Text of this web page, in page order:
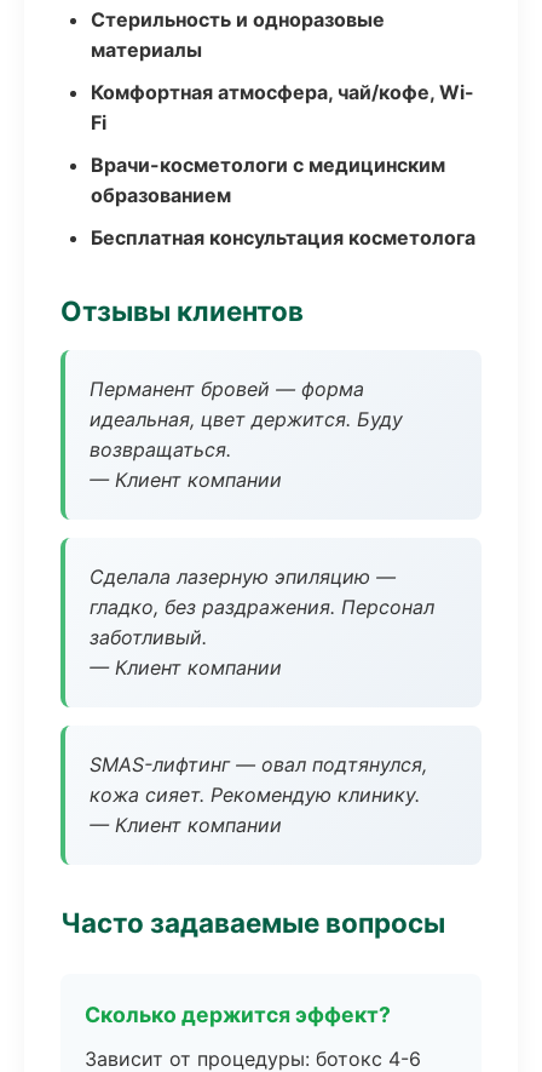
Стерильность и одноразовые
материалы
Комфортная атмосфера, чай/кофе, Wi-
Fi
Врачи-косметологи с медицинским
образованием
Бесплатная консультация косметолога
Отзывы клиентов
Перманент бровей — форма
идеальная, цвет держится. Буду
возвращаться.
— Клиент компании
Сделала лазерную эпиляцию —
гладко, без раздражения. Персонал
заботливый.
— Клиент компании
SMAS-лифтинг — овал подтянулся,
кожа сияет. Рекомендую клинику.
— Клиент компании
Часто задаваемые вопросы
Сколько держится эффект?
Зависит от процедуры: ботокс 4-6